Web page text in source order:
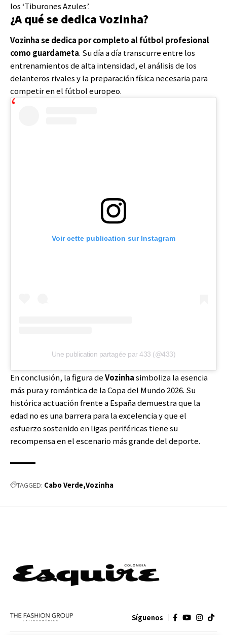
los ‘Tiburones Azules’.
¿A qué se dedica Vozinha?
Vozinha se dedica por completo al fútbol profesional
como guardameta. Su día a día transcurre entre los
entrenamientos de alta intensidad, el análisis de los
delanteros rivales y la preparación física necesaria para
competir en el fútbol europeo.
Voir cette publication sur Instagram
Une publication partagée par 433 (@433)
En conclusión, la figura deVozinhasimboliza la esencia
más pura y romántica de la Copa del Mundo 2026. Su
histórica actuación frente a España demuestra que la
edad no es una barrera para la excelencia y que el
esfuerzo sostenido en ligas periféricas tiene su
recompensa en el escenario más grande del deporte.
TAGGED: Cabo Verde Vozinha
Síguenos